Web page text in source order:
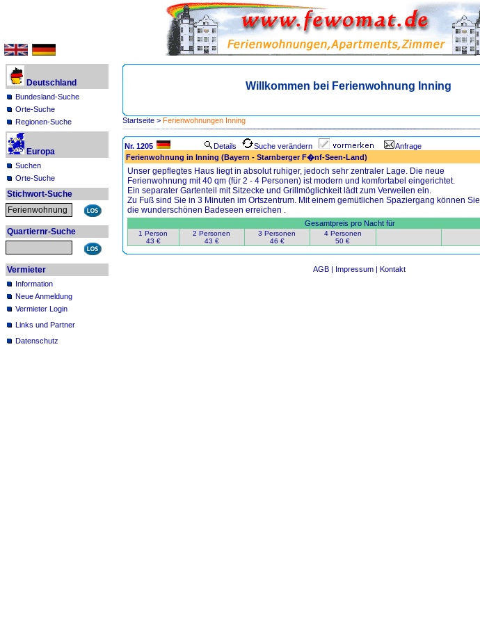
Deutschland
Bundesland-Suche
Orte-Suche
Regionen-Suche
Europa
Suchen
Orte-Suche
Stichwort-Suche
Quartiernr-Suche
Vermieter
Information
Neue Anmeldung
Vermieter Login
Links und Partner
Datenschutz
Willkommen bei Ferienwohnung Inning
Startseite > Ferienwohnungen Inning
Nr. 1205 Details Suche verändern
Anfrage
Ferienwohnung in Inning (Bayern - Starnberger F�nf-Seen-Land)
Unser gepflegtes Haus liegt in absolut ruhiger, jedoch sehr zentraler Lage. Die neue
Ferienwohnung mit 40 qm (für 2 - 4 Personen) ist modern und komfortabel eingerichtet.
Ein separater Gartenteil mit Sitzecke und Grillmöglichkeit lädt zum Verweilen ein.
Zu Fuß sind Sie in 3 Minuten im Ortszentrum. Mit einem gemütlichen Spaziergang können Sie
die wunderschönen Badeseen erreichen .
Gesamtpreis pro Nacht für
1 Person
43 €
2 Personen
43 €
3 Personen
46 €
4 Personen
50 €
AGB | Impressum | Kontakt